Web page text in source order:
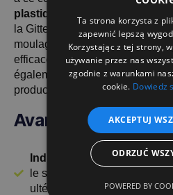
plastiques en vrac
, qui sont
la Gitterbox avant d'être utilisés
moulage par injection. Cette
efficace pour organiser
également une gestion plus
production.
Avantages pour
Industrie des plastiques-
le stockage de produits en
ultérieur dans les processus
Ta strona korzysta z
zapewnić lepszą
Korzystając z tej strony,
używanie przez nas
zgodnie z warunkami
cookie. Dowiedz
AKCEPTUJ
ODRZUĆ
POWERED BY